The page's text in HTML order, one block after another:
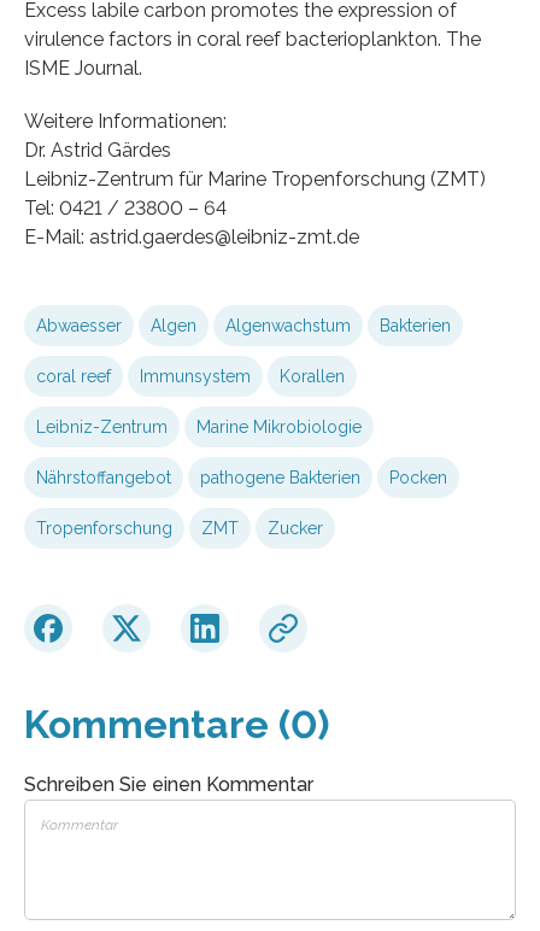
Excess labile carbon promotes the expression of
virulence factors in coral reef bacterioplankton. The
ISME Journal.
Weitere Informationen:
Dr. Astrid Gärdes
Leibniz-Zentrum für Marine Tropenforschung (ZMT)
Tel: 0421 / 23800 – 64
E-Mail: astrid.gaerdes@leibniz-zmt.de
Abwaesser Algen Algenwachstum Bakterien
coral reef Immunsystem Korallen
Leibniz-Zentrum Marine Mikrobiologie
Nährstoffangebot pathogene Bakterien Pocken
Tropenforschung ZMT Zucker
Kommentare (0)
Schreiben Sie einen Kommentar